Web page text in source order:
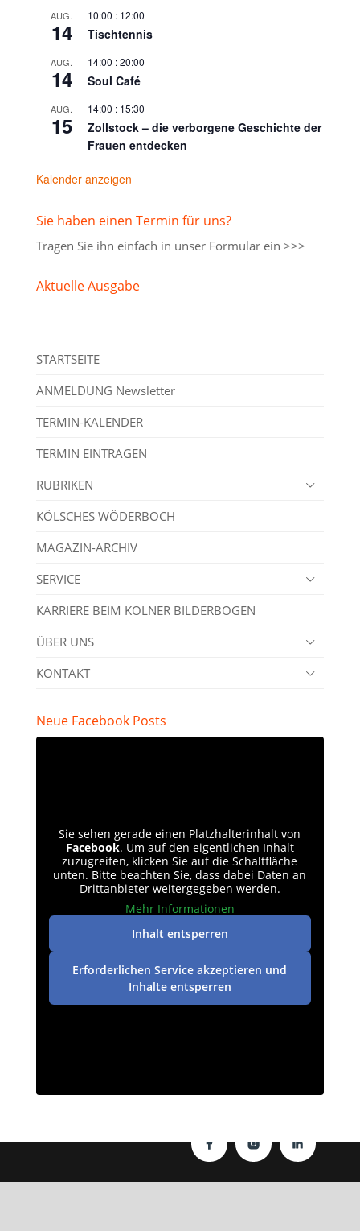
AUG.
14
10:00 : 12:00
Tischtennis
AUG.
14
14:00 :20:00
Soul Café
AUG.
15
14:00 : 15:30
Zollstock – die verborgene Geschichte der
Frauen entdecken
Kalender anzeigen
Sie haben einen Termin für uns?
Tragen Sie ihn einfach in unser Formular ein >>>
Aktuelle Ausgabe
STARTSEITE
ANMELDUNG Newsletter
TERMIN-KALENDER
TERMIN EINTRAGEN
RUBRIKEN
KÖLSCHES WÖDERBOCH
MAGAZIN-ARCHIV
SERVICE
KARRIERE BEIM KÖLNER BILDERBOGEN
ÜBER UNS
KONTAKT
Neue Facebook Posts
Sie sehen gerade einen Platzhalterinhalt von
Facebook. Um auf den eigentlichen Inhalt
zuzugreifen, klicken Sie auf die Schaltfläche
unten. Bitte beachten Sie, dass dabei Daten an
Drittanbieter weitergegeben werden.
Mehr Informationen
Inhalt entsperren
Erforderlichen Service akzeptieren und
Inhalte entsperren
Datenschutz|Impressum| © perey-medien